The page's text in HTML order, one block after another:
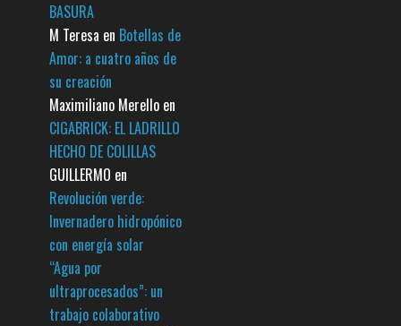
BASURA
M Teresa en Botellas de
Amor: a cuatro años de
su creación
Maximiliano Merello en
CIGABRICK: EL LADRILLO
HECHO DE COLILLAS
GUILLERMO en
Revolución verde:
Invernadero hidropónico
con energía solar
“Agua por
ultraprocesados”: un
trabajo colaborativo